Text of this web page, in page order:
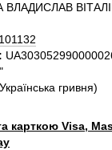
гривня)
карткою Visa,